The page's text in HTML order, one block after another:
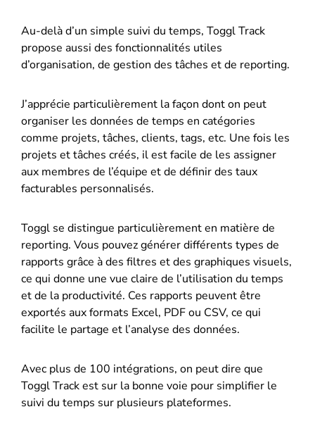
Au-delà d’un simple suivi du temps, Toggl Track
propose aussi des fonctionnalités utiles
d’organisation, de gestion des tâches et de reporting.
J’apprécie particulièrement la façon dont on peut
organiser les données de temps en catégories
comme projets, tâches, clients, tags, etc. Une fois les
projets et tâches créés, il est facile de les assigner
aux membres de l’équipe et de définir des taux
facturables personnalisés.
Toggl se distingue particulièrement en matière de
reporting. Vous pouvez générer différents types de
rapports grâce à des filtres et des graphiques visuels,
ce qui donne une vue claire de l’utilisation du temps
et de la productivité. Ces rapports peuvent être
exportés aux formats Excel, PDF ou CSV, ce qui
facilite le partage et l’analyse des données.
Avec plus de 100 intégrations, on peut dire que
Toggl Track est sur la bonne voie pour simplifier le
suivi du temps sur plusieurs plateformes.